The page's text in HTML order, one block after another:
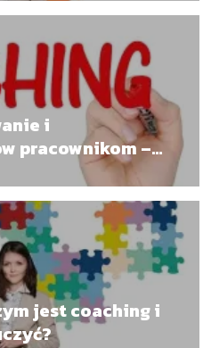
i
pracownikom –
kierowniczej
jest coaching i